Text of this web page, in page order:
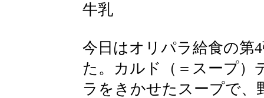
牛乳
今日はオリパラ給食の第
た。カルド（＝スープ）
ラをきかせたスープで、